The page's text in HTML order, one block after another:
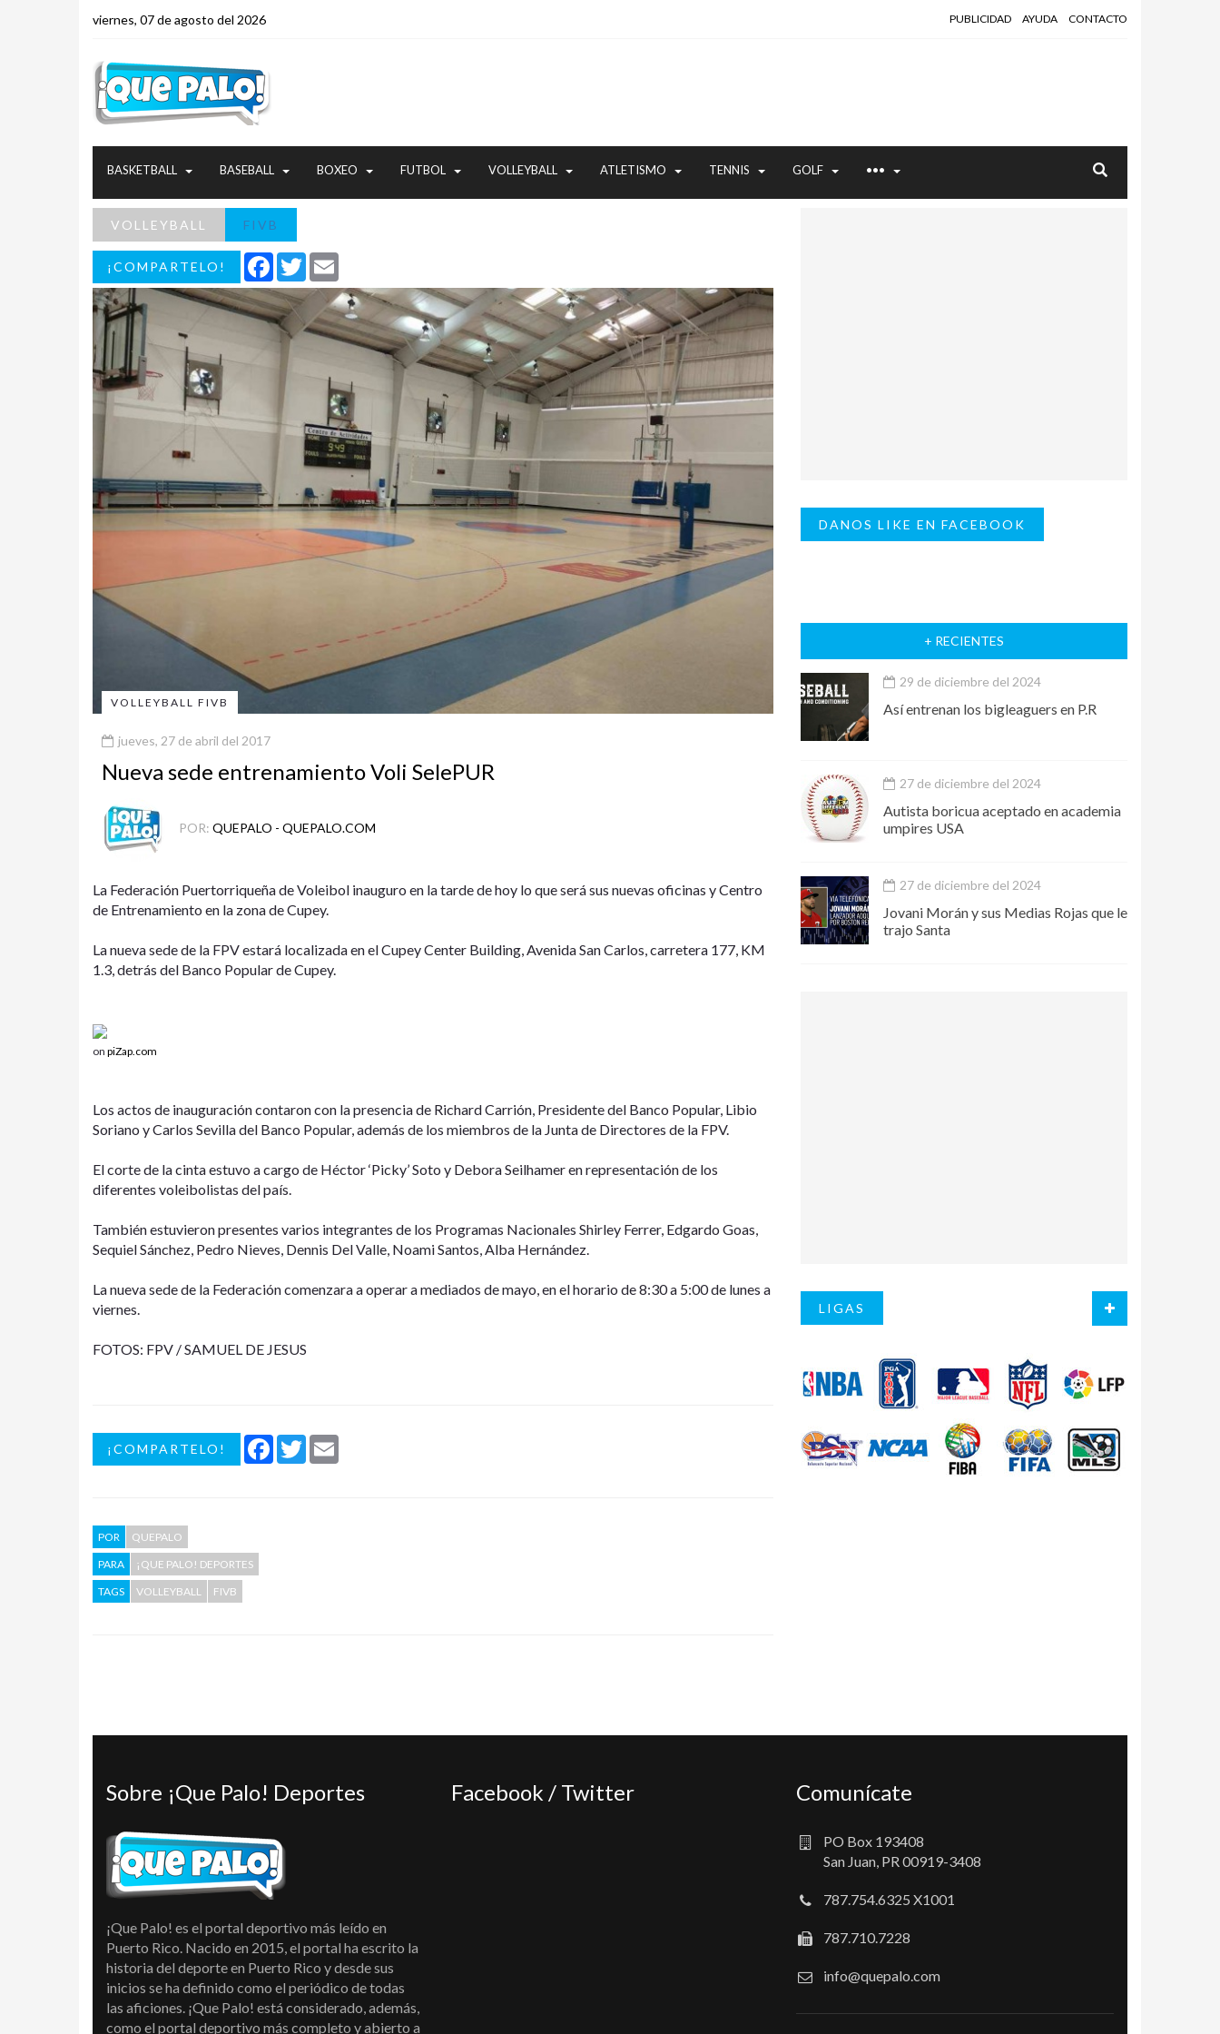
viernes, 07 de agosto del 2026 PUBLICIDAD AYUDA CONTACTO
BASKETBALL BASEBALL BOXEO FUTBOL VOLLEYBALL ATLETISMO TENNIS GOLF •••
VOLLEYBALL FIVB
¡COMPARTELO! Facebook
Twitter
VOLLEYBALL FIVB
jueves, 27 de abril del 2017
Nueva sede entrenamiento Voli SelePUR
POR: QUEPALO - QUEPALO.COM
La Federación Puertorriqueña de Voleibol inauguro en la tarde de hoy lo que será sus nuevas oficinas y Centro
de Entrenamiento en la zona de Cupey.
La nueva sede de la FPV estará localizada en el Cupey Center Building, Avenida San Carlos, carretera 177, KM
1.3, detrás del Banco Popular de Cupey.
on piZap.com
Los actos de inauguración contaron con la presencia de Richard Carrión, Presidente del Banco Popular, Libio
Soriano y Carlos Sevilla del Banco Popular, además de los miembros de la Junta de Directores de la FPV.
El corte de la cinta estuvo a cargo de Héctor ‘Picky’ Soto y Debora Seilhamer en representación de los
diferentes voleibolistas del país.
También estuvieron presentes varios integrantes de los Programas Nacionales Shirley Ferrer, Edgardo Goas,
Sequiel Sánchez, Pedro Nieves, Dennis Del Valle, Noami Santos, Alba Hernández.
La nueva sede de la Federación comenzara a operar a mediados de mayo, en el horario de 8:30 a 5:00 de lunes a
viernes.
FOTOS: FPV / SAMUEL DE JESUS
¡COMPARTELO! Facebook
Twitter
POR
QUEPALO
PARA
¡QUE PALO! DEPORTES
TAGS
VOLLEYBALL FIVB
DANOS LIKE EN FACEBOOK
+ RECIENTES
29 de diciembre del 2024
Así entrenan los bigleaguers en P.R
27 de diciembre del 2024
Autista boricua aceptado en academia
umpires USA
27 de diciembre del 2024
Jovani Morán y sus Medias Rojas que le
trajo Santa
LIGAS
Sobre ¡Que Palo! Deportes
¡Que Palo! es el portal deportivo más leído en
Puerto Rico. Nacido en 2015, el portal ha escrito la
historia del deporte en Puerto Rico y desde sus
inicios se ha definido como el periódico de todas
las aficiones. ¡Que Palo! está considerado, además,
como el portal deportivo más completo y abierto a
Facebook / Twitter Comunícate
PO Box 193408
San Juan, PR 00919-3408
787.754.6325 X1001
787.710.7228
info@quepalo.com